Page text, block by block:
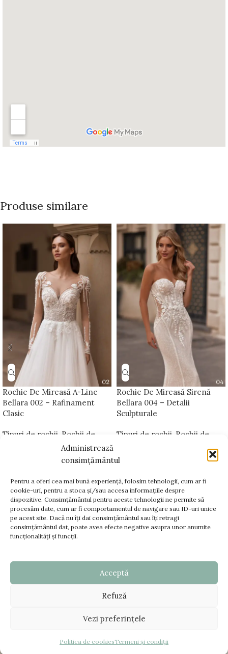
Administrează
consimțământul
Pentru a oferi cea mai bună experiență, folosim tehnologii, cum ar fi
cookie-uri, pentru a stoca și/sau accesa informațiile despre
dispozitive. Consimțământul pentru aceste tehnologii ne permite să
procesăm date, cum ar fi comportamentul de navigare sau ID-uri unice
pe acest site. Dacă nu îți dai consimțământul sau îți retragi
consimțământul dat, poate avea efecte negative asupra unor anumite
funcționalități și funcții.
Acceptă
Refuză
Vezi preferințele
Politica de cookiesTermeni și condiții
Produse similare
Rochie De Mireasă A-Line
Bellara 002 – Rafinament
Clasic
Tipuri de rochii Rochii de
Bellara
Rochie De Mireasă Sirenă
Bellara 004 – Detalii
Sculpturale
Tipuri de rochii Rochii de
detașabile pentru rochii de
mireasă
www.bellara.ro;
www.voalurimirese.ro;
+40 725 866 666
contact@bellara.ro
TERMENI SI CONDITII
© Copyright 2025 - www.bellara.ro. Toate drepturile